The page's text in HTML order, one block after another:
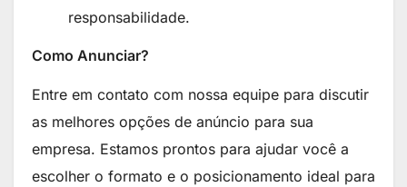
responsabilidade.
Como Anunciar?
Entre em contato com nossa equipe para discutir
as melhores opções de anúncio para sua
empresa. Estamos prontos para ajudar você a
escolher o formato e o posicionamento ideal para